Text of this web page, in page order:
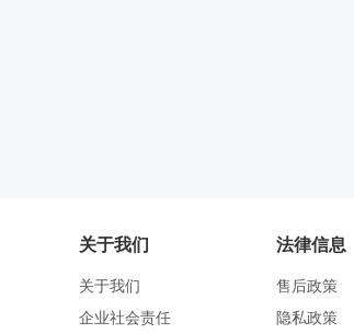
关于我们
关于我们
企业社会责任
法律信息
售后政策
隐私政策